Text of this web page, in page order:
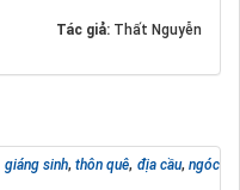
Tác giả: Thất Nguyễn
giáng sinh,thôn quê, địa cầu,ngóc